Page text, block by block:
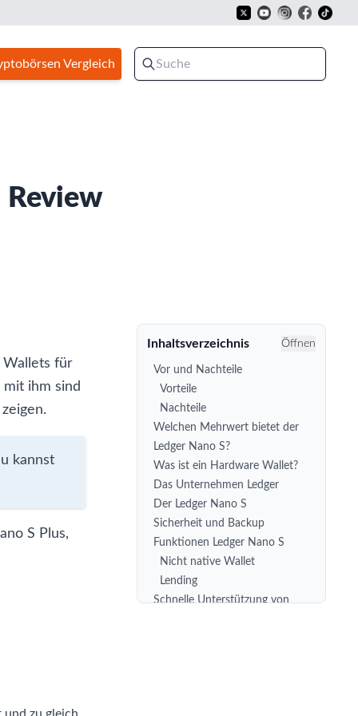
Vergleich
Review
Wallets für
ihm sind
kannst
S Plus,
Inhaltsverzeichnis Öffnen
Vor und Nachteile
Vorteile
Nachteile
Welchen Mehrwert bietet der
Ledger Nano S?
Was ist ein Hardware Wallet?
Das Unternehmen Ledger
Der Ledger Nano S
Sicherheit und Backup
Funktionen Ledger Nano S
Nicht native Wallet
Lending
Schnelle Unterstützung von